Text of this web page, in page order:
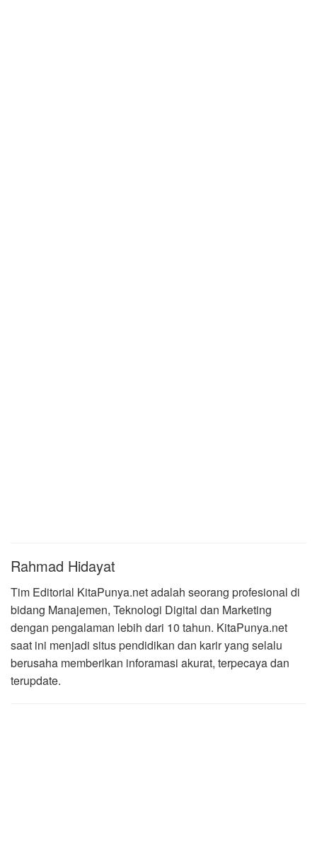
Rahmad Hidayat
Tim Editorial KitaPunya.net adalah seorang profesional di
bidang Manajemen, Teknologi Digital dan Marketing
dengan pengalaman lebih dari 10 tahun. KitaPunya.net
saat ini menjadi situs pendidikan dan karir yang selalu
berusaha memberikan inforamasi akurat, terpecaya dan
terupdate.